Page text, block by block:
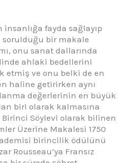
fayda sağlayıp
sorulduğu bir makale
onu sanat dallarında
ahlaki bedellerini
etmiş ve onu belki de en
haline getirirken aynı
değerlerinin en büyük
biri olarak kalmasına
Söylevi olarak bilinen
Üzerine Makalesi 1750
birincilik ödülünü
Rousseau’ya Fransız